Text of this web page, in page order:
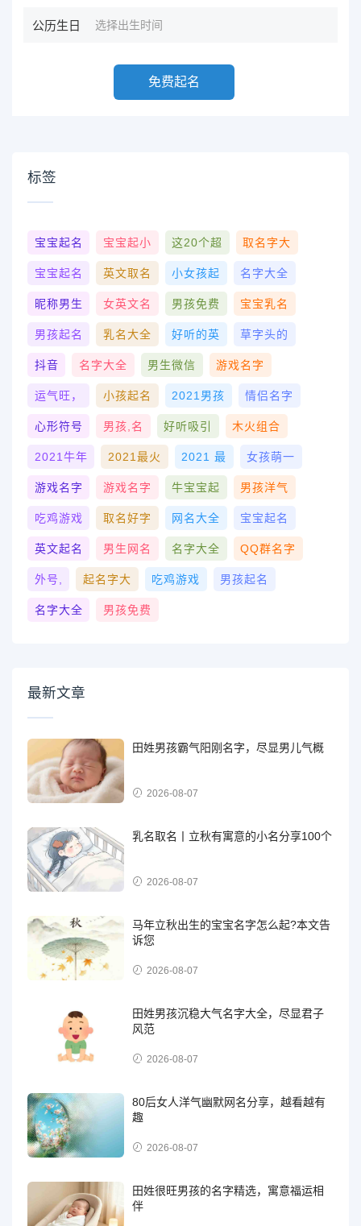
公历生日
免费起名
标签
宝宝起名 宝宝起小 这20个超 取名字大
宝宝起名 英文取名 小女孩起 名字大全
昵称男生 女英文名 男孩免费 宝宝乳名
男孩起名 乳名大全 好听的英 草字头的
抖音 名字大全 男生微信 游戏名字
运气旺， 小孩起名 2021男孩 情侣名字
心形符号 男孩,名 好听吸引 木火组合
2021牛年 2021最火 2021 最 女孩萌一
游戏名字 游戏名字 牛宝宝起 男孩洋气
吃鸡游戏 取名好字 网名大全 宝宝起名
英文起名 男生网名 名字大全 QQ群名字
外号, 起名字大 吃鸡游戏 男孩起名
名字大全 男孩免费
最新文章
田姓男孩霸气阳刚名字，尽显男儿气概
2026-08-07
乳名取名丨立秋有寓意的小名分享100个
2026-08-07
马年立秋出生的宝宝名字怎么起?本文告
诉您
2026-08-07
田姓男孩沉稳大气名字大全，尽显君子
风范
2026-08-07
80后女人洋气幽默网名分享，越看越有
趣
2026-08-07
田姓很旺男孩的名字精选，寓意福运相
伴